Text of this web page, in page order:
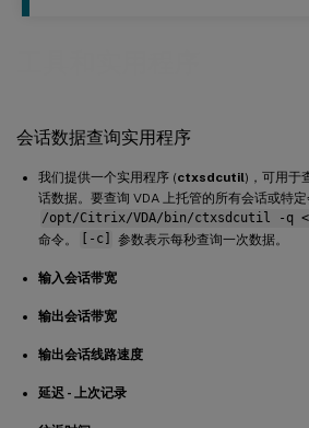
会话数据查询实用程序
我们提供一个实用程序 (ctxsdcutil)，可用于
话数据。要查询 VDA 上托管的所有会话或特
/opt/Citrix/VDA/bin/ctxsdcutil -q
命令。
[-c] 参数表示每秒查询一次数据。
输入会话带宽
输出会话带宽
输出会话线路速度
延迟 - 上次记录